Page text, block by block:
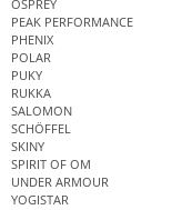
OSPREY
PEAK PERFORMANCE
PHENIX
POLAR
PUKY
RUKKA
SALOMON
SCHÖFFEL
SKINY
SPIRIT OF OM
UNDER ARMOUR
YOGISTAR